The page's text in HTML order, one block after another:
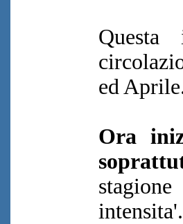
ed
Ora
intensita'.